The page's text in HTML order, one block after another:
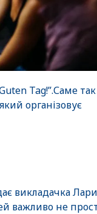
Tag!”.Саме так
організовує
викладачка
важливо не